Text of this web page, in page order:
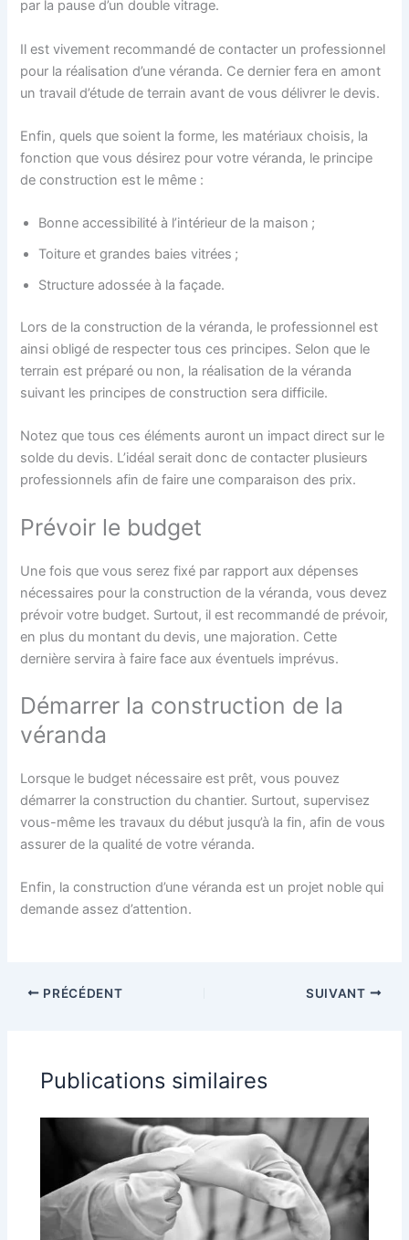
par la pause d’un double vitrage.
Il est vivement recommandé de contacter un professionnel
pour la réalisation d’une véranda. Ce dernier fera en amont
un travail d’étude de terrain avant de vous délivrer le devis.
Enfin, quels que soient la forme, les matériaux choisis, la
fonction que vous désirez pour votre véranda, le principe
de construction est le même :
Bonne accessibilité à l’intérieur de la maison ;
Toiture et grandes baies vitrées ;
Structure adossée à la façade.
Lors de la construction de la véranda, le professionnel est
ainsi obligé de respecter tous ces principes. Selon que le
terrain est préparé ou non, la réalisation de la véranda
suivant les principes de construction sera difficile.
Notez que tous ces éléments auront un impact direct sur le
solde du devis. L’idéal serait donc de contacter plusieurs
professionnels afin de faire une comparaison des prix.
Prévoir le budget
Une fois que vous serez fixé par rapport aux dépenses
nécessaires pour la construction de la véranda, vous devez
prévoir votre budget. Surtout, il est recommandé de prévoir,
en plus du montant du devis, une majoration. Cette
dernière servira à faire face aux éventuels imprévus.
Démarrer la construction de la
véranda
Lorsque le budget nécessaire est prêt, vous pouvez
démarrer la construction du chantier. Surtout, supervisez
vous-même les travaux du début jusqu’à la fin, afin de vous
assurer de la qualité de votre véranda.
Enfin, la construction d’une véranda est un projet noble qui
demande assez d’attention.
PRÉCÉDENT SUIVANT
Publications similaires